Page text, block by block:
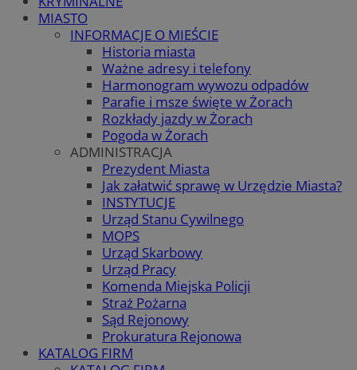
MIASTO
INFORMACJE O MIEŚCIE
Historia miasta
Ważne adresy i telefony
Harmonogram wywozu odpadów
Parafie i msze święte w Żorach
Rozkłady jazdy w Żorach
Pogoda w Żorach
ADMINISTRACJA
Prezydent Miasta
Jak załatwić sprawę w Urzędzie Miasta?
INSTYTUCJE
Urząd Stanu Cywilnego
MOPS
Urząd Skarbowy
Urząd Pracy
Komenda Miejska Policji
Straż Pożarna
Sąd Rejonowy
Prokuratura Rejonowa
KATALOG FIRM